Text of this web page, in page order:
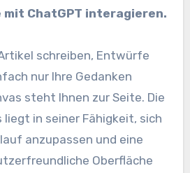
mit ChatGPT interagieren.
schreiben, Entwürfe
nur Ihre Gedanken
steht Ihnen zur Seite. Die
liegt in seiner Fähigkeit, sich
anzupassen und eine
Oberfläche